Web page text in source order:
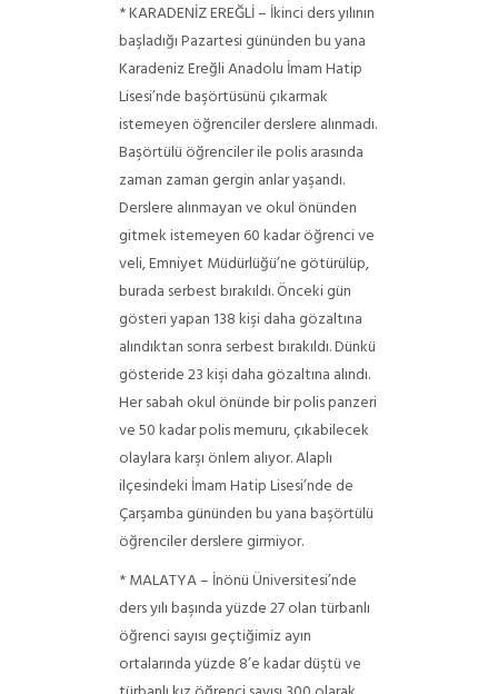
* KARADENİZ EREĞLİ – İkinci ders yılının
başladığı Pazartesi gününden bu yana
Karadeniz Ereğli Anadolu İmam Hatip
Lisesi’nde başörtüsünü çıkarmak
istemeyen öğrenciler derslere alınmadı.
Başörtülü öğrenciler ile polis arasında
zaman zaman gergin anlar yaşandı.
Derslere alınmayan ve okul önünden
gitmek istemeyen 60 kadar öğrenci ve
veli, Emniyet Müdürlüğü’ne götürülüp,
burada serbest bırakıldı. Önceki gün
gösteri yapan 138 kişi daha gözaltına
alındıktan sonra serbest bırakıldı. Dünkü
gösteride 23 kişi daha gözaltına alındı.
Her sabah okul önünde bir polis panzeri
ve 50 kadar polis memuru, çıkabilecek
olaylara karşı önlem alıyor.Alaplı
ilçesindeki İmam Hatip Lisesi’nde de
Çarşamba gününden bu yana başörtülü
öğrenciler derslere girmiyor.
* MALATYA – İnönü Üniversitesi’nde
ders yılı başında yüzde 27 olan türbanlı
öğrenci sayısı geçtiğimiz ayın
ortalarında yüzde 8’e kadar düştü ve